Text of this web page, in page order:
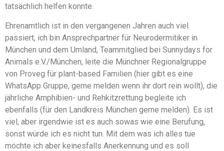
tatsächlich helfen konnte.
Ehrenamtlich ist in den vergangenen Jahren auch viel
passiert, ich bin Ansprechpartner für Neurodermitiker in
München und dem Umland, Teammitglied bei Sunnydays for
Animals e.V./München, leite die Münchner Regionalgruppe
von Proveg für plant-based Familien (hier gibt es eine
WhatsApp Gruppe, gerne melden wenn ihr dort rein wollt), die
jährliche Amphibien- und Rehkitzrettung begleite ich
ebenfalls (für den Landkreis München gerne melden). Es ist
viel, aber irgendwie ist es auch sowas wie eine Berufung,
sonst würde ich es nicht tun. Mit dem was ich alles tue
möchte ich aber keinesfalls Anerkennung und es soll